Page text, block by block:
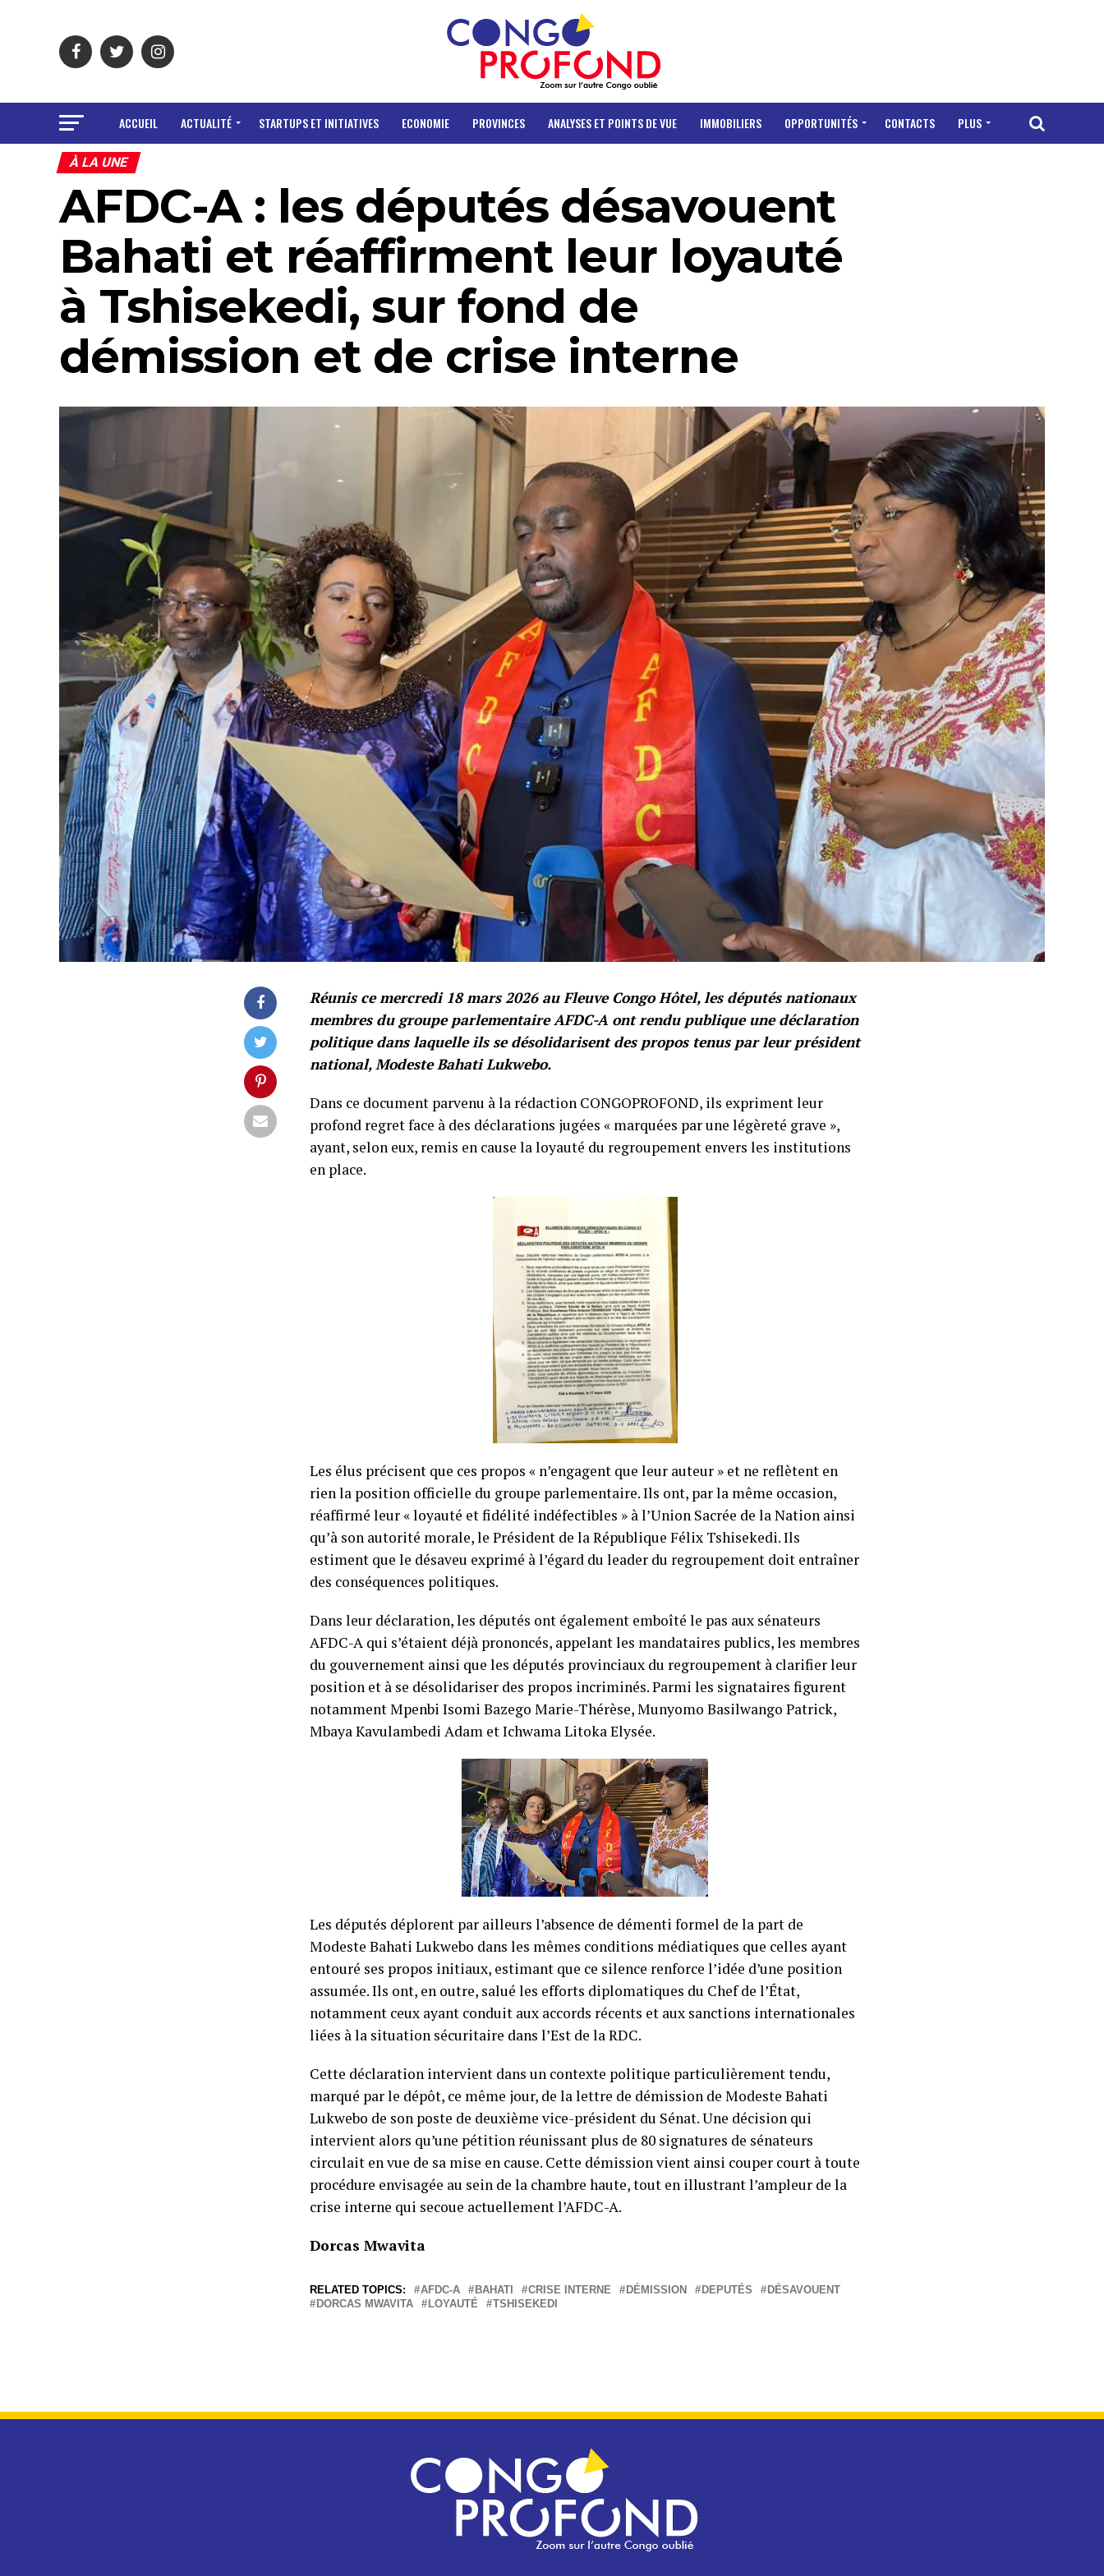
ACCUEIL ACTUALITÉ STARTUPS ET INITIATIVES ECONOMIE PROVINCES ANALYSES ET POINTS DE VUE IMMOBILIERS OPPORTUNITÉS CONTACTS PLUS
À LA UNE
AFDC-A : les députés désavouent
Bahati et réaffirment leur loyauté
à Tshisekedi, sur fond de
démission et de crise interne
Réunis ce mercredi 18 mars 2026 au Fleuve Congo Hôtel, les députés nationaux
membres du groupe parlementaire AFDC-A ont rendu publique une déclaration
politique dans laquelle ils se désolidarisent des propos tenus par leur président
national, Modeste Bahati Lukwebo.
Dans ce document parvenu à la rédaction CONGOPROFOND, ils expriment leur
profond regret face à des déclarations jugées « marquées par une légèreté grave »,
ayant, selon eux, remis en cause la loyauté du regroupement envers les institutions
en place.
Les élus précisent que ces propos « n’engagent que leur auteur » et ne reflètent en
rien la position officielle du groupe parlementaire. Ils ont, par la même occasion,
réaffirmé leur « loyauté et fidélité indéfectibles » à l’Union Sacrée de la Nation ainsi
qu’à son autorité morale, le Président de la République Félix Tshisekedi. Ils
estiment que le désaveu exprimé à l’égard du leader du regroupement doit entraîner
des conséquences politiques.
Dans leur déclaration, les députés ont également emboîté le pas aux sénateurs
AFDC-A qui s’étaient déjà prononcés, appelant les mandataires publics, les membres
du gouvernement ainsi que les députés provinciaux du regroupement à clarifier leur
position et à se désolidariser des propos incriminés. Parmi les signataires figurent
notamment Mpenbi Isomi Bazego Marie-Thérèse, Munyomo Basilwango Patrick,
Mbaya Kavulambedi Adam et Ichwama Litoka Elysée.
Les députés déplorent par ailleurs l’absence de démenti formel de la part de
Modeste Bahati Lukwebo dans les mêmes conditions médiatiques que celles ayant
entouré ses propos initiaux, estimant que ce silence renforce l’idée d’une position
assumée. Ils ont, en outre, salué les efforts diplomatiques du Chef de l’État,
notamment ceux ayant conduit aux accords récents et aux sanctions internationales
liées à la situation sécuritaire dans l’Est de la RDC.
Cette déclaration intervient dans un contexte politique particulièrement tendu,
marqué par le dépôt, ce même jour, de la lettre de démission de Modeste Bahati
Lukwebo de son poste de deuxième vice-président du Sénat. Une décision qui
intervient alors qu’une pétition réunissant plus de 80 signatures de sénateurs
circulait en vue de sa mise en cause. Cette démission vient ainsi couper court à toute
procédure envisagée au sein de la chambre haute, tout en illustrant l’ampleur de la
crise interne qui secoue actuellement l’AFDC-A.
Dorcas Mwavita
RELATED TOPICS: AFDC-A BAHATI CRISE INTERNE DÉMISSION DEPUTÉS
DÉSAVOUENT
DORCAS MWAVITA
LOYAUTÉ TSHISEKEDI